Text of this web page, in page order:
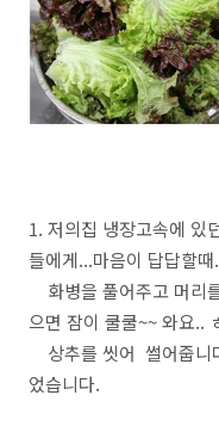
1. 저의집 냉장고속에 있
들에게...마음이 답답할때
화병을 풀어주고 머리
으면 잠이 쿨쿨~~ 와요..
상추를 씻어 썰어줍니
었습니다.